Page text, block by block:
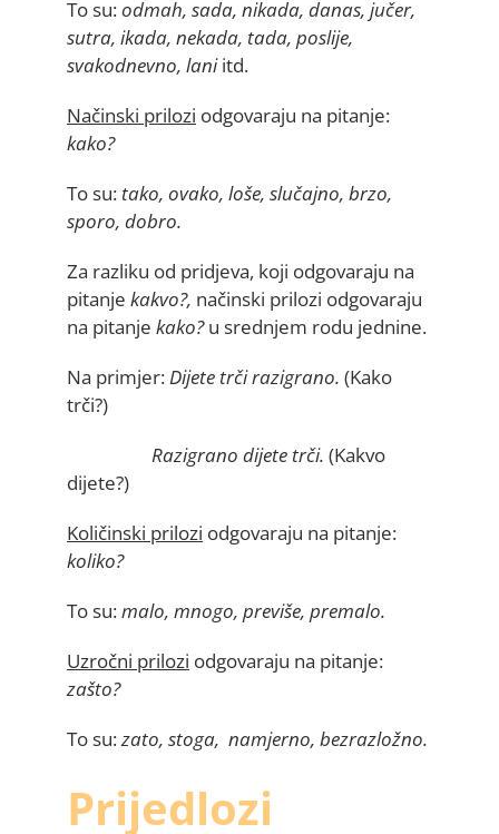
To su:odmah, sada, nikada, danas, jučer,
sutra, ikada, nekada, tada, poslije,
svakodnevno, laniitd.
Načinski prilozi odgovaraju na pitanje:
kako?
To su: tako, ovako, loše, slučajno, brzo,
sporo, dobro.
Za razliku od pridjeva, koji odgovaraju na
pitanje kakvo?, načinski prilozi odgovaraju
na pitanje kako?u srednjem rodu jednine.
Na primjer:Dijete trči razigrano. (Kako
trči?)
Razigrano dijete trči. (Kakvo
dijete?)
Količinski prilozi odgovaraju na pitanje:
koliko?
To su:malo, mnogo, previše, premalo.
Uzročni prilozi odgovaraju na pitanje:
zašto?
To su:zato, stoga, namjerno, bezrazložno.
Prijedlozi